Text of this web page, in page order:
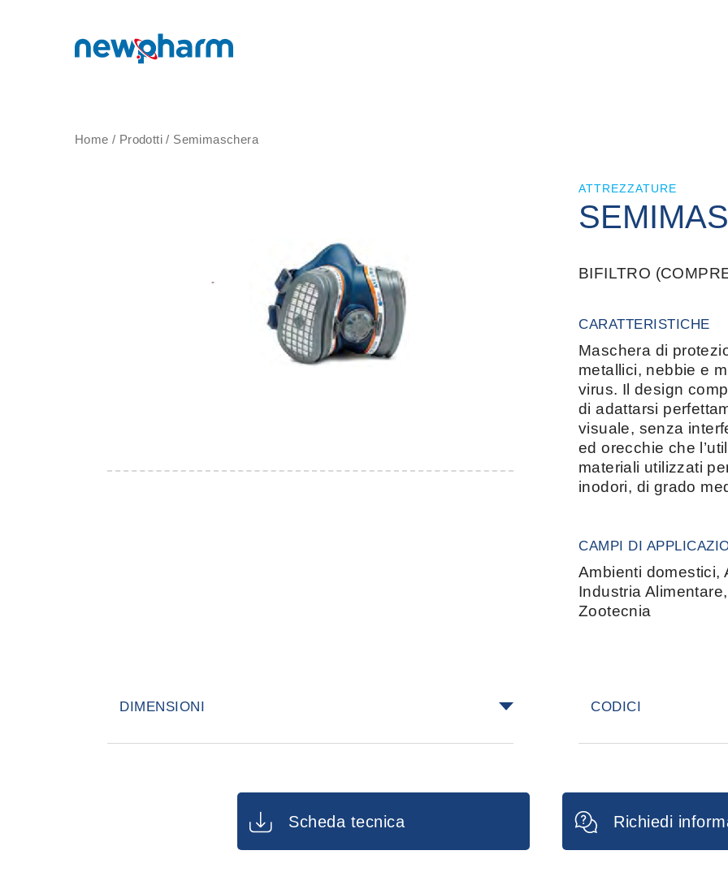
Home / Prodotti / Semimaschera
ATTREZZATURE
BIFILTRO
CARATTERISTICHE
Maschera di
metallici, nebbie e
virus. Il design
di adattarsi
visuale, senza
ed orecchie che
materiali utilizzati
inodori, di grado
CAMPI DI
Ambienti domestici,
Industria
Zootecnia
DIMENSIONI
Dimensioni filtri: 4,85 cm × 9,45 cm × 6 cm
CODICI
FILTRO TIPO
Scheda tecnica Richiedi